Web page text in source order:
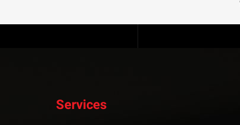
Services